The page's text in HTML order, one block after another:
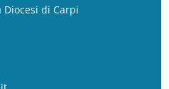
Diocesi di Carpi